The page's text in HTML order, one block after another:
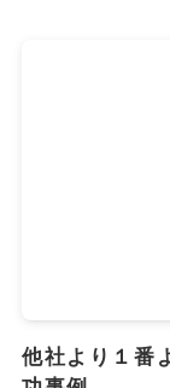
他社より１番